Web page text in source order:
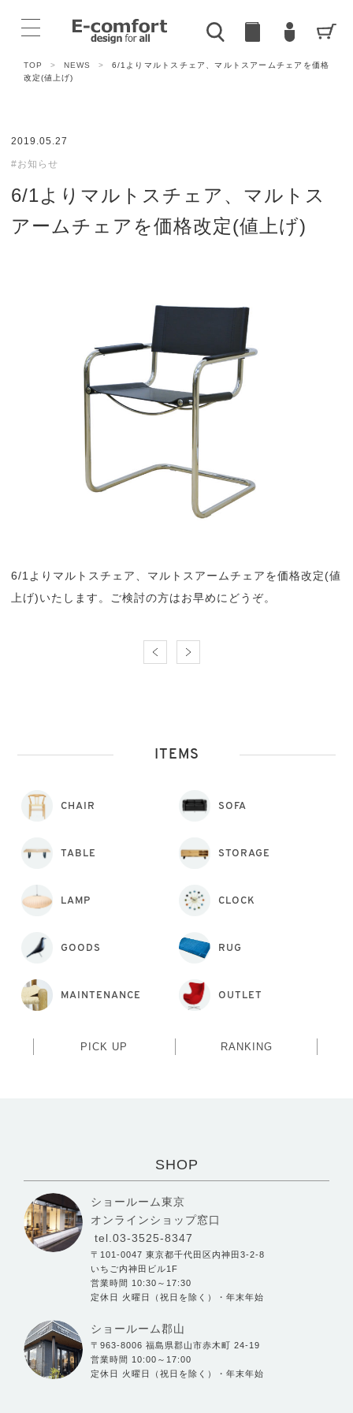
TOP > NEWS >
6/1よりマルトスチェア、マルトスアームチェアを価格
改定(値上げ)
2019.05.27
#お知らせ
6/1よりマルトスチェア、マルトス
アームチェアを価格改定(値上げ)
6/1よりマルトスチェア、マルトスアームチェアを価格改定(値
上げ)いたします。ご検討の方はお早めにどうぞ。
ITEMS
CHAIR SOFA
TABLE STORAGE
LAMP CLOCK
GOODS RUG
MAINTENANCE OUTLET
PICK UP RANKING
SHOP
ショールーム東京
オンラインショップ窓口
tel.03-3525-8347
〒101-0047 東京都千代田区内神田3-2-8
いちご内神田ビル1F
営業時間 10:30～17:30
定休日 火曜日（祝日を除く）・年末年始
ショールーム郡山
〒963-8006 福島県郡山市赤木町 24-19
営業時間 10:00～17:00
定休日 火曜日（祝日を除く）・年末年始